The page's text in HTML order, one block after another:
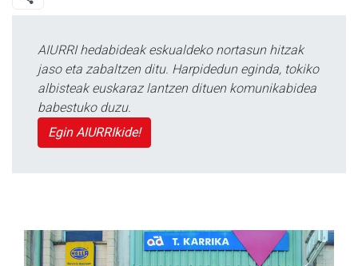
AIURRI hedabideak eskualdeko nortasun hitzak
jaso eta zabaltzen ditu. Harpidedun eginda, tokiko
albisteak euskaraz lantzen dituen komunikabidea
babestuko duzu.
Egin AIURRIkide!